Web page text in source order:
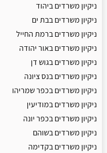
ניקיון משרדים ביהוד
ניקיון משרדים בבת ים
ניקיון משרדים ברמת החייל
ניקיון משרדים באור יהודה
ניקיון משרדים בגוש דן
ניקיון משרדים בנס ציונה
ניקיון משרדים בכפר שמריהו
ניקיון משרדים במודיעין
ניקיון משרדים בכפר יונה
ניקיון משרדים בשוהם
ניקיון משרדים בקדימה